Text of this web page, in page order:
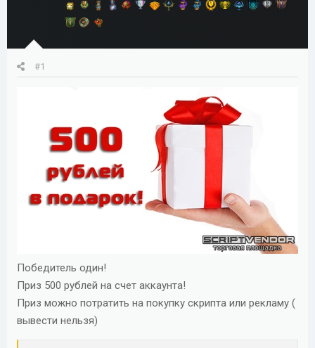
л
#1
Победитель один!
Приз 500 рублей на счет аккаунта!
Приз можно потратить на покупку скрипта или рекламу (
вывести нельзя)